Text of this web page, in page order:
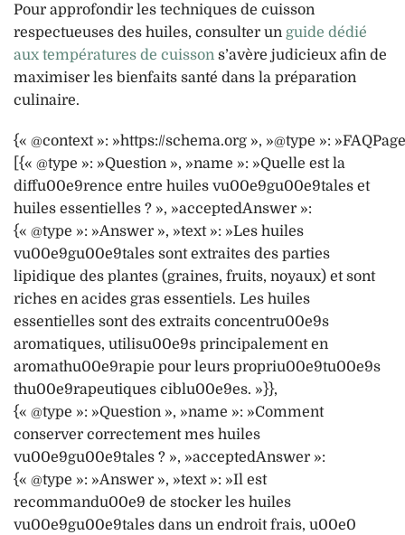
Pour approfondir les techniques de cuisson
respectueuses des huiles, consulter un guide dédié
aux températures de cuisson s’avère judicieux afin de
maximiser les bienfaits santé dans la préparation
culinaire.
{« @context »: »https://schema.org », »@type »:
[{« @type »: »Question », »name »: »Quelle est la
diffu00e9rence entre huiles vu00e9gu00e9tales et
huiles essentielles ? », »acceptedAnswer »:
{« @type »: »Answer », »text »: »Les huiles
vu00e9gu00e9tales sont extraites des parties
lipidique des plantes (graines, fruits, noyaux) et sont
riches en acides gras essentiels. Les huiles
essentielles sont des extraits concentru00e9s
aromatiques, utilisu00e9s principalement en
aromathu00e9rapie pour leurs propriu00e9tu00e9s
thu00e9rapeutiques ciblu00e9es. »}},
{« @type »: »Question », »name »: »Comment
conserver correctement mes huiles
vu00e9gu00e9tales ? », »acceptedAnswer »:
{« @type »: »Answer », »text »: »Il est
recommandu00e9 de stocker les huiles
vu00e9gu00e9tales dans un endroit frais, u00e0